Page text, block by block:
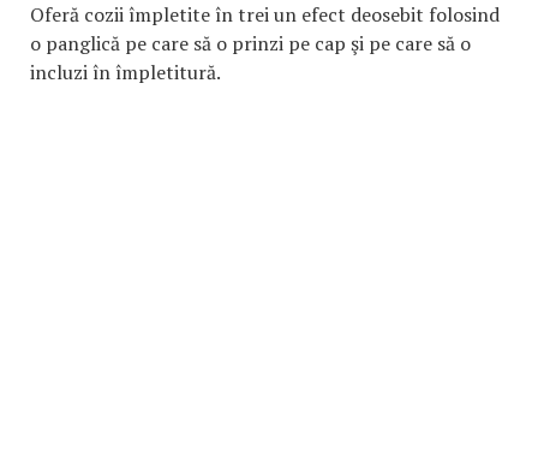
Oferă cozii împletite în trei un efect deosebit folosind
o panglică pe care să o prinzi pe cap şi pe care să o
incluzi în împletitură.